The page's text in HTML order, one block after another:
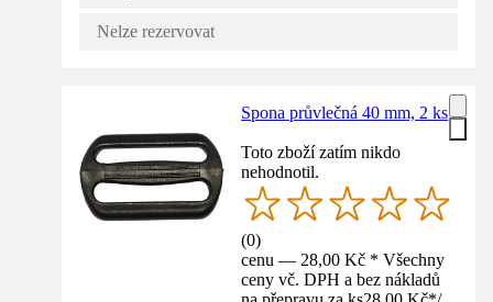
Nelze rezervovat
Spona průvlečná 40 mm, 2 ks
Toto zboží zatím nikdo
nehodnotil.
(0)
cenu — 28,00 Kč * Všechny
ceny vč. DPH a bez nákladů